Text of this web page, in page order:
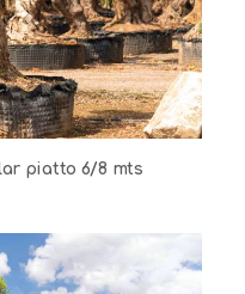
piatto 6/8 mts